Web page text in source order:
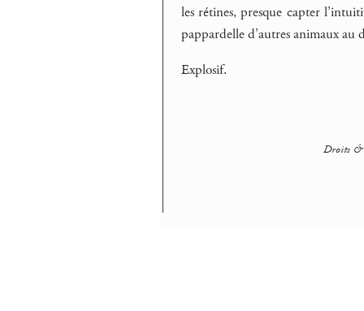
les rétines, presque capter
pappardelle d’autres animaux au
Explosif.
Droits &